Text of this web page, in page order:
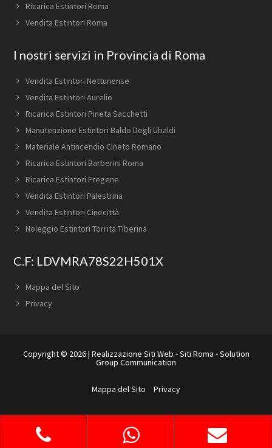
Ricarica Estintori Roma
Vendita Estintori Roma
I nostri servizi in Provincia di Roma
Vendita Estintori Nettunense
Vendita Estintori Aurelio
Ricarica Estintori Pineta Sacchetti
Manutenzione Estintori Baldo Degli Ubaldi
Materiale Antincendio Cineto Romano
Ricarica Estintori Barberini Roma
Ricarica Estintori Fregene
Vendita Estintori Palestrina
Vendita Estintori Cinecittà
Noleggio Estintori Torrita Tiberina
C.F: LDVMRA78S22H501X
Mappa del Sito
Privacy
Copyright © 2026 | Realizzazione Siti Web -Siti Roma -Solution
Group Communication
Mappa del Sito Privacy